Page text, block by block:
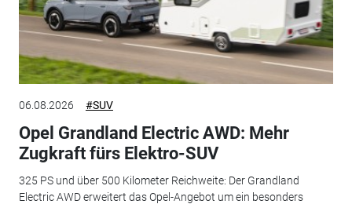
06.08.2026 #SUV
Opel Grandland Electric AWD: Mehr
Zugkraft fürs Elektro-SUV
325 PS und über 500 Kilometer Reichweite: Der Grandland
Electric AWD erweitert das Opel-Angebot um ein besonders